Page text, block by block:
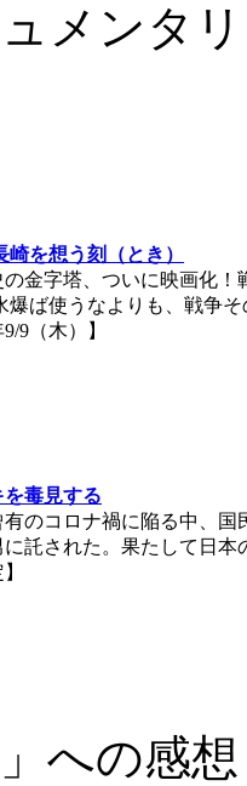
メンタ
崎を想う刻（とき）
の金字塔、ついに映画化
爆ば使うなよりも、戦争
9（木）】
毒見する
のコロナ禍に陥る中、国
に託された。果たして日本
」への感